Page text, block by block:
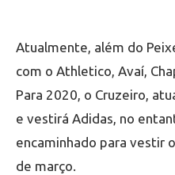
Atualmente, além do
com o Athletico, Avaí,
Para 2020, o Cruzeiro,
e vestirá Adidas, no
encaminhado para vestir
de março.